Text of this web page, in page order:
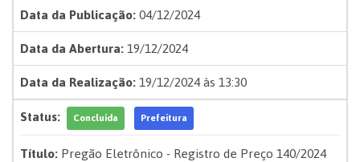
Data da Publicação:04/12/2024
Data da Abertura:19/12/2024
Data da Realização:19/12/2024 às 13:30
Status:
Concluída Prefeitura
Título:Pregão Eletrônico - Registro de Preço 140/2024